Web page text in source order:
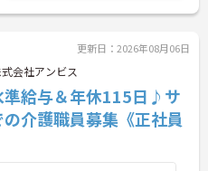
更新日：2026年08月06日
会社アンビス
準給与＆年休115日♪サ
介護職員募集《正社員